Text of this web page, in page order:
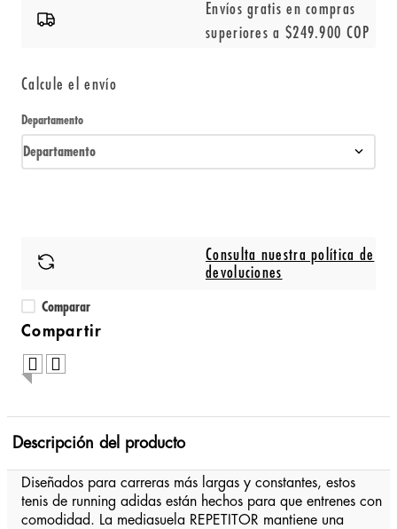
Envíos gratis en compras
superiores a $249.900 COP
Calcule el envío
Departamento
Departamento
Consulta nuestra política de
devoluciones
Comparar
Descripción del producto
Diseñados para carreras más largas y constantes, estos
tenis de running adidas están hechos para que entrenes con
comodidad. La mediasuela REPETITOR mantiene una